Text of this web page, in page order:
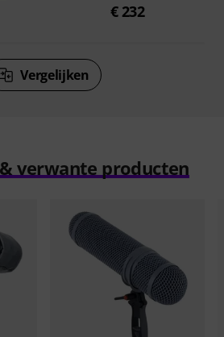
€ 232
Vergelijken
verwante producten